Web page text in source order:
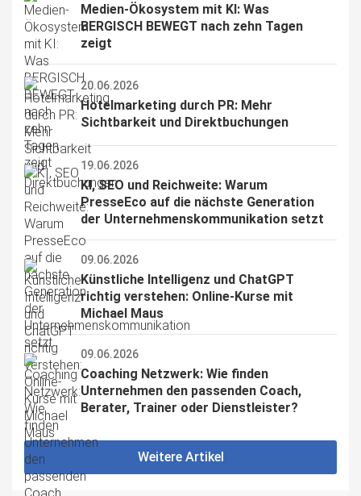
Medien-Ökosystem mit KI: Was
BERGISCH BEWEGT nach zehn Tagen
zeigt
20.06.2026
Hotelmarketing durch PR: Mehr
Sichtbarkeit und Direktbuchungen
19.06.2026
KI, SEO und Reichweite: Warum
PresseEco auf die nächste Generation
der Unternehmenskommunikation setzt
09.06.2026
Künstliche Intelligenz und ChatGPT
richtig verstehen: Online-Kurse mit
Michael Maus
09.06.2026
Coaching Netzwerk: Wie finden
Unternehmen den passenden Coach,
Berater, Trainer oder Dienstleister?
Weitere Artikel